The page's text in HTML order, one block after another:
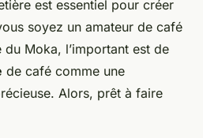
est essentiel pour créer
soyez un amateur de café
Moka, l’important est de
de café comme une
Alors, prêt à faire